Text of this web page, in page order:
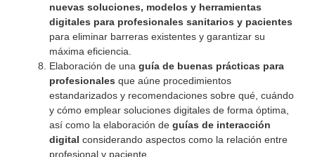
nuevas soluciones, modelos y herramientas
digitales para profesionales sanitarios y pacientes
para eliminar barreras existentes y garantizar su
máxima eficiencia.
Elaboración de una guía de buenas prácticas para
profesionales que aúne procedimientos
estandarizados y recomendaciones sobre qué, cuándo
y cómo emplear soluciones digitales de forma óptima,
así como la elaboración de guías de interacción
digital considerando aspectos como la relación entre
profesional y paciente.